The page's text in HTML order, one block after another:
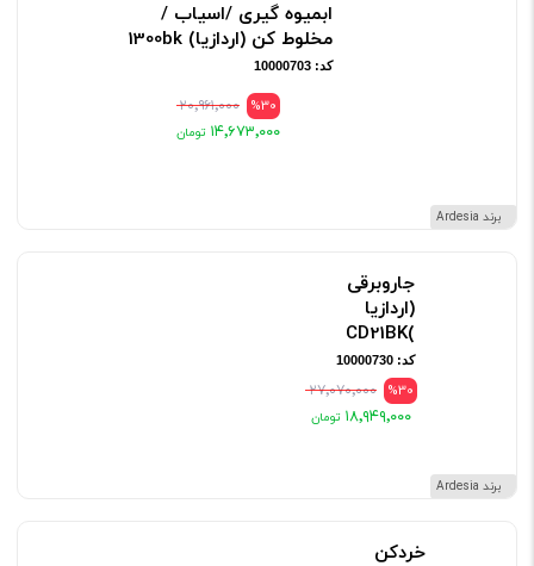
برند Ardesia
ابمیوه گیری /اسیاب /
مخلوط کن (اردازیا) 1300bk
کد: 10000703
%30 ۲۰٬۹۶۱٬۰۰۰
۱۴٬۶۷۳٬۰۰۰
برند Ardesia
جاروبرقی
(اردازیا
)CD21BK
کد: 10000730
%30 ۲۷٬۰۷۰٬۰۰۰
۱۸٬۹۴۹٬۰۰۰
خردکن